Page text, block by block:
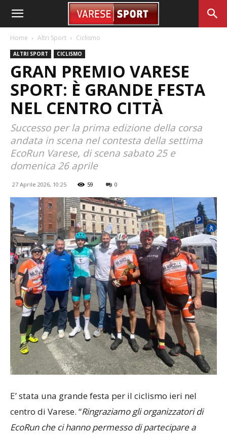
Home Altri Sport Ciclismo
ALTRI SPORT CICLISMO
GRAN PREMIO VARESE
SPORT: È GRANDE FESTA
NEL CENTRO CITTÀ
Successo per la prima edizione della corsa
andata in scena nel contesta della settima
EcoRun Varese, di scena sabato 25 e
domenica 26 aprile
27 Aprile 2026, 10:25 59 0
E’ stata una grande festa per il ciclismo ieri nel
centro di Varese. “Ringraziamo gli organizzatori di
EcoRun che ci hanno permesso di partecipare a